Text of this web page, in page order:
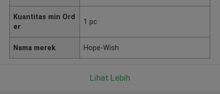
Kuantitas min Ord
er
1 pc
Nama merek Hope-Wish
Lihat Lebih